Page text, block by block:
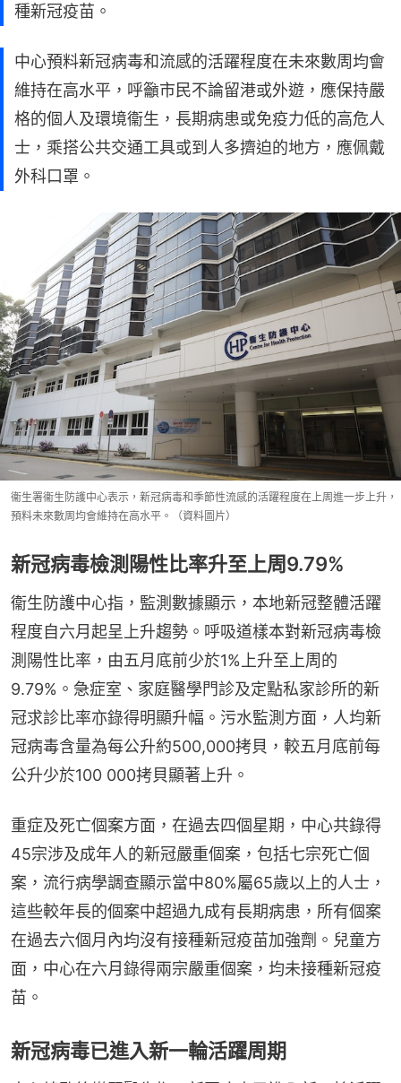
種新冠疫苗。
中心預料新冠病毒和流感的活躍程度在未來數周均會
維持在高水平，呼籲市民不論留港或外遊，應保持嚴
格的個人及環境衞生，長期病患或免疫力低的高危人
士，乘搭公共交通工具或到人多擠迫的地方，應佩戴
外科口罩。
衞生署衞生防護中心表示，新冠病毒和季節性流感的活躍程度在上周進一步上升，
預料未來數周均會維持在高水平。（資料圖片）
新冠病毒檢測陽性比率升至上周9.79%
衞生防護中心指，監測數據顯示，本地新冠整體活躍
程度自六月起呈上升趨勢。呼吸道樣本對新冠病毒檢
測陽性比率，由五月底前少於1%上升至上周的
9.79%。急症室、家庭醫學門診及定點私家診所的新
冠求診比率亦錄得明顯升幅。污水監測方面，人均新
冠病毒含量為每公升約500,000拷貝，較五月底前每
公升少於100 000拷貝顯著上升。
重症及死亡個案方面，在過去四個星期，中心共錄得
45宗涉及成年人的新冠嚴重個案，包括七宗死亡個
案，流行病學調查顯示當中80%屬65歲以上的人士，
這些較年長的個案中超過九成有長期病患，所有個案
在過去六個月內均沒有接種新冠疫苗加強劑。兒童方
面，中心在六月錄得兩宗嚴重個案，均未接種新冠疫
苗。
新冠病毒已進入新一輪活躍周期